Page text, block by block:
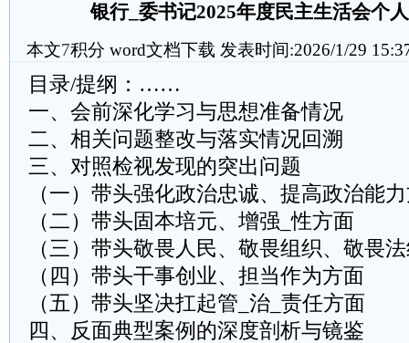
银行_委书记2025年度民主生活会个
本文7积分 word文档下载 发表时间:2026/1/29
目录/提纲：……
一、会前深化学习与思想准备情况
二、相关问题整改与落实情况回溯
三、对照检视发现的突出问题
（一）带头强化政治忠诚、提高政治能
（二）带头固本培元、增强_性方面
（三）带头敬畏人民、敬畏组织、敬畏
（四）带头干事创业、担当作为方面
（五）带头坚决扛起管_治_责任方面
四、反面典型案例的深度剖析与镜鉴